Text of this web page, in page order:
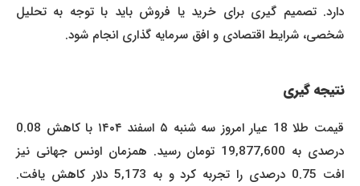
دارد. تصمیم گیری برای خرید یا فروش باید با توجه به تحلیل
شخصی، شرایط اقتصادی و افق سرمایه گذاری انجام شود.
نتیجه گیری
قیمت طلا 18 عیار امروز سه شنبه ۵ اسفند ۱۴۰۴ با کاهش 0.08
درصدی به 19,877,600 تومان رسید. همزمان اونس جهانی نیز
افت 0.75 درصدی را تجربه کرد و به 5,173 دلار کاهش یافت.